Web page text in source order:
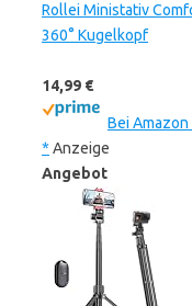
Rollei Ministativ
360° Kugelkopf
14,99 €
Bei
* Anzeige
Angebot